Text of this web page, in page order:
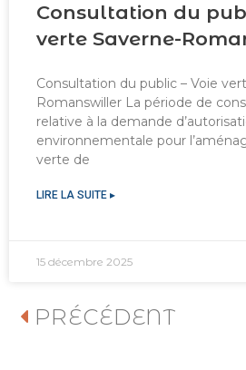
Consultation du
verte Saverne-
Consultation du public – Voie
Romanswiller La période de
relative à la demande
environnementale pour
verte de
LIRE LA SUITE ▸
15 décembre 2025
PRÉCÉDENT